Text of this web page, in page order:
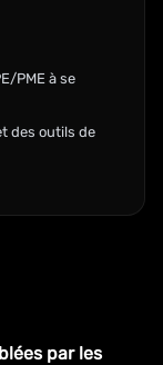
PME à se
des outils de
par les